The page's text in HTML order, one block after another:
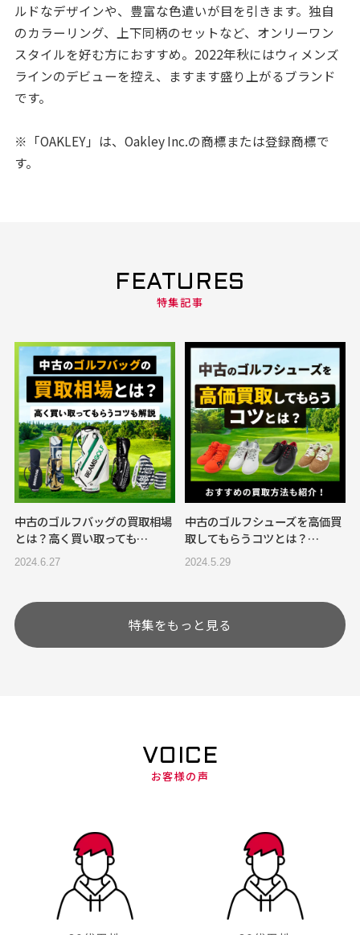
ルドなデザインや、豊富な色遣いが目を引きます。独自
のカラーリング、上下同柄のセットなど、オンリーワン
スタイルを好む方におすすめ。2022年秋にはウィメンズ
ラインのデビューを控え、ますます盛り上がるブランド
です。
※「OAKLEY」は、Oakley Inc.の商標または登録商標で
す。
FEATURES
特集記事
中古のゴルフバッグの買取相場
とは？高く買い取っても…
2024.6.27
中古のゴルフシューズを高価買
取してもらうコツとは？…
2024.5.29
特集をもっと見る
VOICE
お客様の声